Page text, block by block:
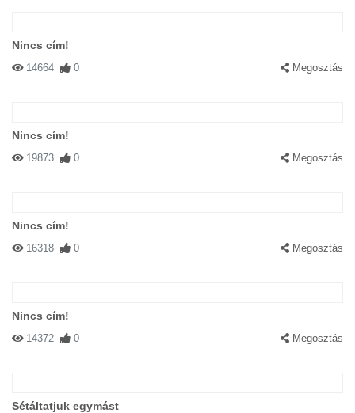
Nincs cím!
14664 0 Megosztás
Nincs cím!
19873 0 Megosztás
Nincs cím!
16318 0 Megosztás
Nincs cím!
14372 0 Megosztás
Sétáltatjuk egymást